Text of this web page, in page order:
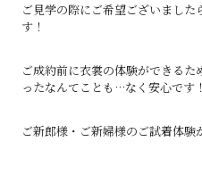
ご見学の際にご希望ございまし
す！
ご成約前に衣裳の体験ができる
ったなんてことも…なく安心です！
ご新郎様・ご新婦様のご試着体